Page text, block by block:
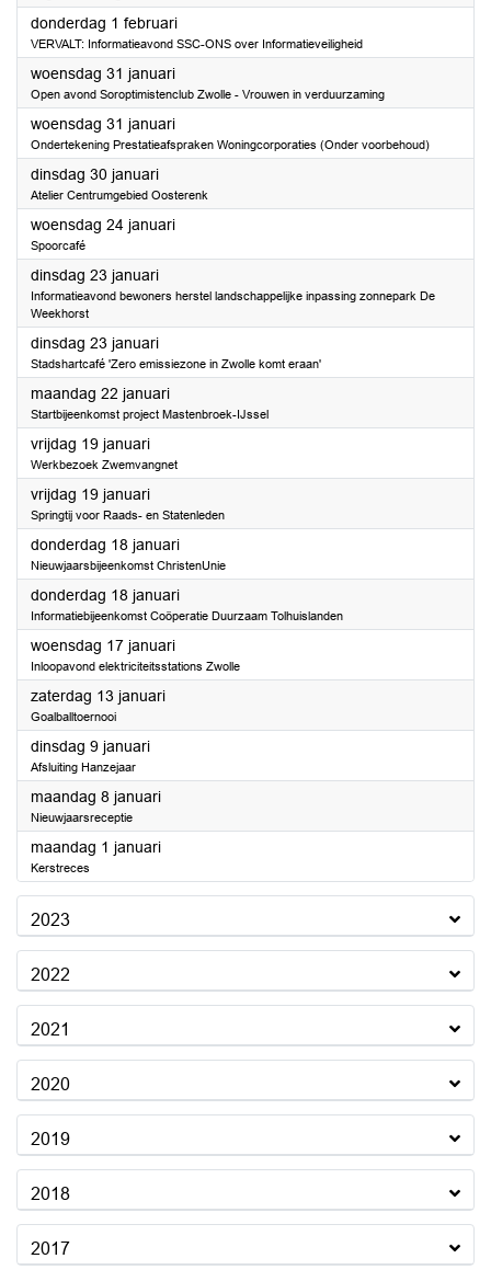
donderdag 1 februari2024
VERVALT: Informatieavond SSC-ONS over Informatieveiligheid
woensdag 31 januari2024
Open avond Soroptimistenclub Zwolle - Vrouwen in verduurzaming
woensdag 31 januari2024
Ondertekening Prestatieafspraken Woningcorporaties (Onder voorbehoud)
dinsdag 30 januari2024
Atelier Centrumgebied Oosterenk
woensdag 24 januari2024
Spoorcafé
dinsdag 23 januari2024
Informatieavond bewoners herstel landschappelijke inpassing zonnepark De
Weekhorst
dinsdag 23 januari2024
Stadshartcafé 'Zero emissiezone in Zwolle komt eraan'
maandag 22 januari2024
Startbijeenkomst project Mastenbroek-IJssel
vrijdag 19 januari2024
Werkbezoek Zwemvangnet
vrijdag 19 januari2024
Springtij voor Raads- en Statenleden
donderdag 18 januari2024
Nieuwjaarsbijeenkomst ChristenUnie
donderdag 18 januari2024
Informatiebijeenkomst Coöperatie Duurzaam Tolhuislanden
woensdag 17 januari2024
Inloopavond elektriciteitsstations Zwolle
zaterdag 13 januari2024
Goalballtoernooi
dinsdag 9 januari2024
Afsluiting Hanzejaar
maandag 8 januari2024
Nieuwjaarsreceptie
maandag 1 januari2024
Kerstreces
2023
2022
2021
2020
2019
2018
2017